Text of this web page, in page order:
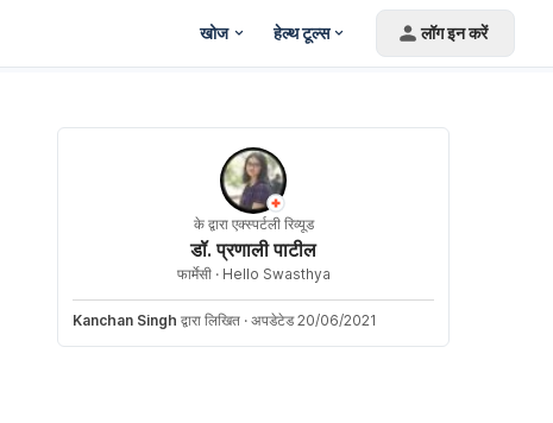
खोज हेल्थ टूल्स लॉग इन करें
के द्वारा एक्स्पर्टली रिव्यूड
डॉ. प्रणाली पाटील
फार्मेसी · Hello Swasthya
Kanchan Singh द्वारा लिखित · अपडेटेड 20/06/2021